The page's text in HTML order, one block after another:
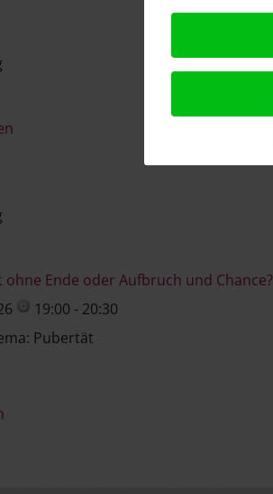
Ende oder Aufbruch und Chance?
19:00 - 20:30
Pubertät